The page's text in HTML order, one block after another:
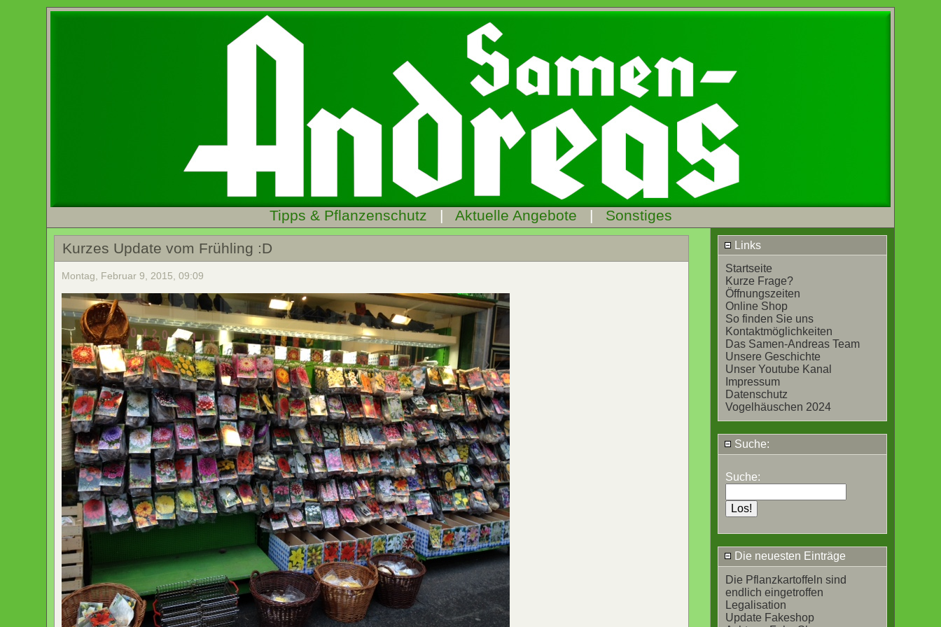
Tipps & Pflanzenschutz | Aktuelle Angebote | Sonstiges
Links
Startseite
Kurze Frage?
Öffnungszeiten
Online Shop
So finden Sie uns
Kontaktmöglichkeiten
Das Samen-Andreas Team
Unsere Geschichte
Unser Youtube Kanal
Impressum
Datenschutz
Vogelhäuschen 2024
Suche:
Suche:
Die neuesten Einträge
Die Pflanzkartoffeln sind
endlich eingetroffen
Legalisation
Update Fakeshop
Kurzes Update vom Frühling :D
Montag, Februar 9, 2015, 09:09